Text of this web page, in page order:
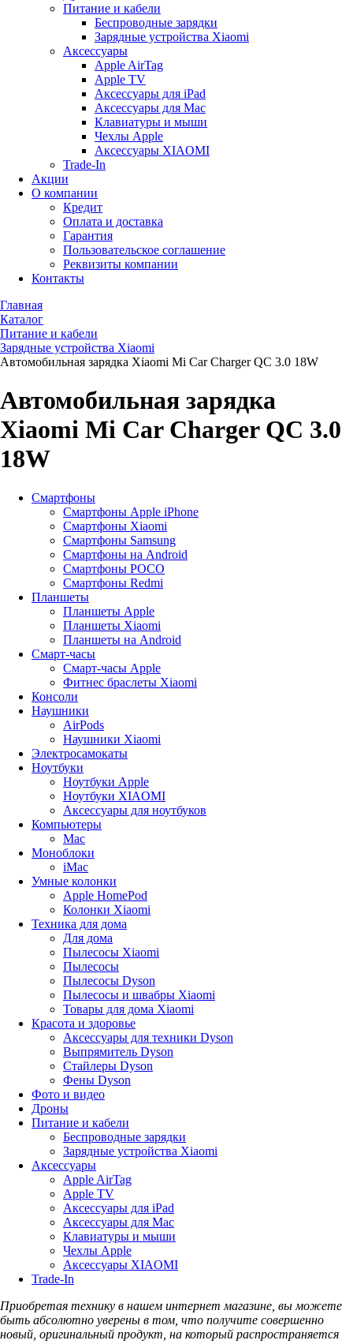
Питание и кабели
Беспроводные зарядки
Зарядные устройства Xiaomi
Аксессуары
Apple AirTag
Apple TV
Аксессуары для iPad
Аксессуары для Mac
Клавиатуры и мыши
Чехлы Apple
Аксессуары XIAOMI
Trade-In
Акции
О компании
Кредит
Оплата и доставка
Гарантия
Пользовательское соглашение
Реквизиты компании
Контакты
Главная
Каталог
Питание и кабели
Зарядные устройства Xiaomi
Автомобильная зарядка Xiaomi Mi Car Charger QC 3.0 18W
Автомобильная зарядка
Xiaomi Mi Car Charger QC 3.0
18W
Смартфоны
Смартфоны Apple iPhone
Смартфоны Хiaomi
Смартфоны Samsung
Смартфоны на Android
Смартфоны POCO
Смартфоны Redmi
Планшеты
Планшеты Apple
Планшеты Xiaomi
Планшеты на Android
Смарт-часы
Смарт-часы Apple
Фитнес браслеты Xiaomi
Консоли
Наушники
AirPods
Наушники Xiaomi
Электросамокаты
Ноутбуки
Ноутбуки Apple
Ноутбуки XIAOMI
Аксессуары для ноутбуков
Компьютеры
Mac
Моноблоки
iMac
Умные колонки
Apple HomePod
Колонки Xiaomi
Техника для дома
Для дома
Пылесосы Xiaomi
Пылесосы
Пылесосы Dyson
Пылесосы и швабры Xiaomi
Товары для дома Xiaomi
Красота и здоровье
Аксессуары для техники Dyson
Выпрямитель Dyson
Стайлеры Dyson
Фены Dyson
Фото и видео
Дроны
Питание и кабели
Беспроводные зарядки
Зарядные устройства Xiaomi
Аксессуары
Apple AirTag
Apple TV
Аксессуары для iPad
Аксессуары для Mac
Клавиатуры и мыши
Чехлы Apple
Аксессуары XIAOMI
Trade-In
Приобретая технику в нашем интернет магазине, вы можете
быть абсолютно уверены в том, что получите совершенно
новый, оригинальный продукт, на который распространяется